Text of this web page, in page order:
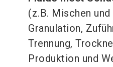
(z.B. Mischen
Granulation,
Trennung,
Produktion und